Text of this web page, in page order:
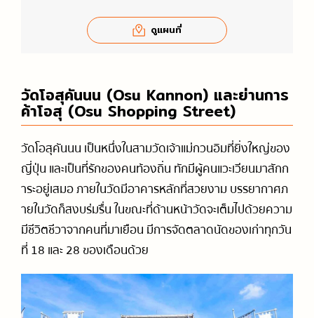
ดูแผนที่
วัดโอสุคันนน (Osu Kannon) และย่านการ
ค้าโอสุ (Osu Shopping Street)
วัดโอสุคันนน เป็นหนึ่งในสามวัดเจ้าแม่กวนอิมที่ยิ่งใหญ่ของ
ญี่ปุ่น และเป็นที่รักของคนท้องถิ่น ทักมีผู้คนแวะเวียนมาสักก
าระอยู่เสมอ ภายในวัดมีอาคารหลักที่สวยงาม บรรยากาศภ
ายในวัดก็สงบร่มรื่น ในขณะที่ด้านหน้าวัดจะเต็มไปด้วยความ
มีชีวิตชีวาจากคนที่มาเยือน มีการจัดตลาดนัดของเก่าทุกวัน
ที่ 18 และ 28 ของเดือนด้วย